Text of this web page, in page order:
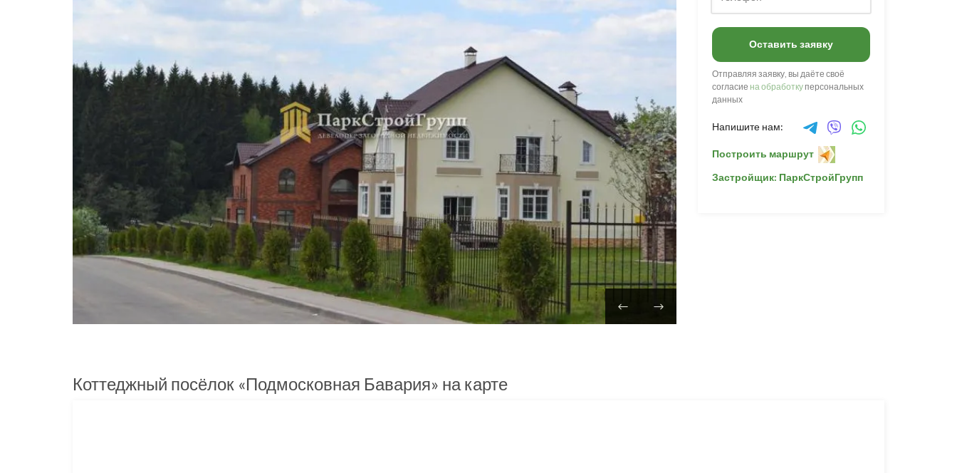
Оставить заявку
Отправляя заявку, вы даёте своё
согласие на обработкуперсональных
данных
Напишите нам:
Построить маршрут
Застройщик: ПаркСтройГрупп
Коттеджный посёлок «Подмосковная Бавария» на карте